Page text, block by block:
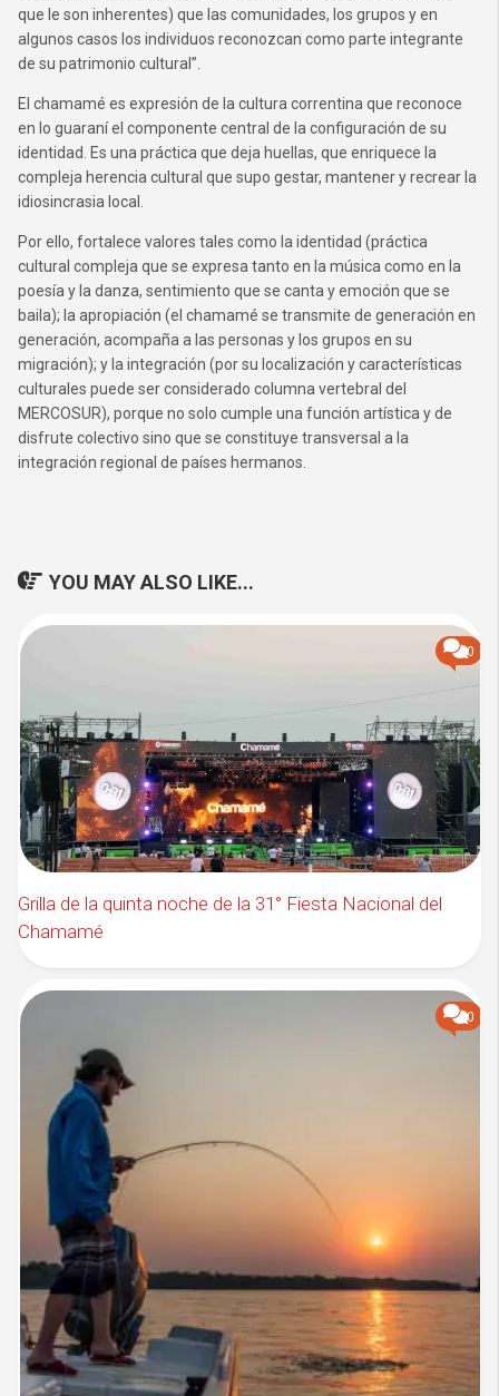
que le son inherentes) que las comunidades, los grupos y en
algunos casos los individuos reconozcan como parte integrante
de su patrimonio cultural”.
El chamamé es expresión de la cultura correntina que reconoce
en lo guaraní el componente central de la configuración de su
identidad. Es una práctica que deja huellas, que enriquece la
compleja herencia cultural que supo gestar, mantener y recrear la
idiosincrasia local.
Por ello, fortalece valores tales como la identidad (práctica
cultural compleja que se expresa tanto en la música como en la
poesía y la danza, sentimiento que se canta y emoción que se
baila); la apropiación (el chamamé se transmite de generación en
generación, acompaña a las personas y los grupos en su
migración); y la integración (por su localización y características
culturales puede ser considerado columna vertebral del
MERCOSUR), porque no solo cumple una función artística y de
disfrute colectivo sino que se constituye transversal a la
integración regional de países hermanos.
YOU MAY ALSO LIKE...
0
Grilla de la quinta noche de la 31° Fiesta Nacional del
Chamamé
0